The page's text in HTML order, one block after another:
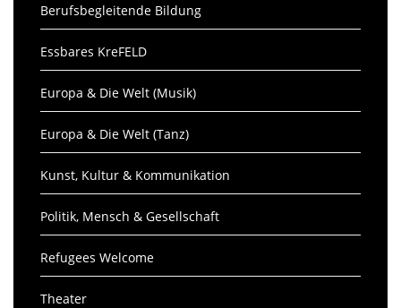
Berufsbegleitende Bildung
Essbares KreFELD
Europa & Die Welt (Musik)
Europa & Die Welt (Tanz)
Kunst, Kultur & Kommunikation
Politik, Mensch & Gesellschaft
Refugees Welcome
Theater